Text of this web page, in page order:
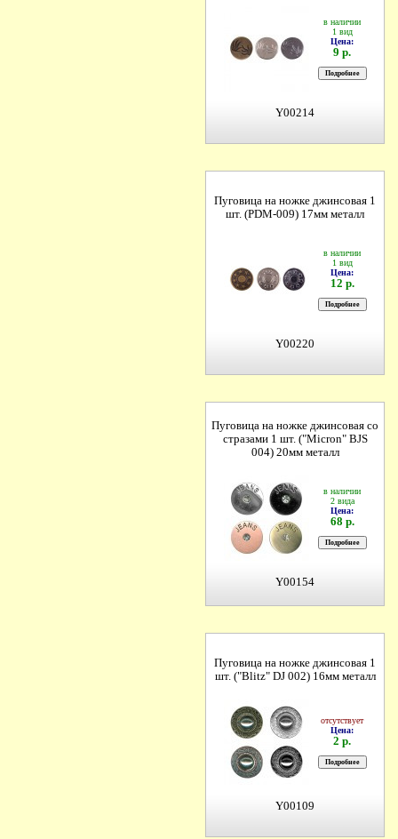
в наличии
1 вид
Цена:
9 р.
Y00214
Пуговица на ножке джинсовая 1
шт. (PDM-009) 17мм металл
в наличии
1 вид
Цена:
12 р.
Y00220
Пуговица на ножке джинсовая со
стразами 1 шт. ("Micron" BJS
004) 20мм металл
в наличии
2 вида
Цена:
68 р.
Y00154
Пуговица на ножке джинсовая 1
шт. ("Blitz" DJ 002) 16мм металл
отсутствует
Цена:
2 р.
Y00109